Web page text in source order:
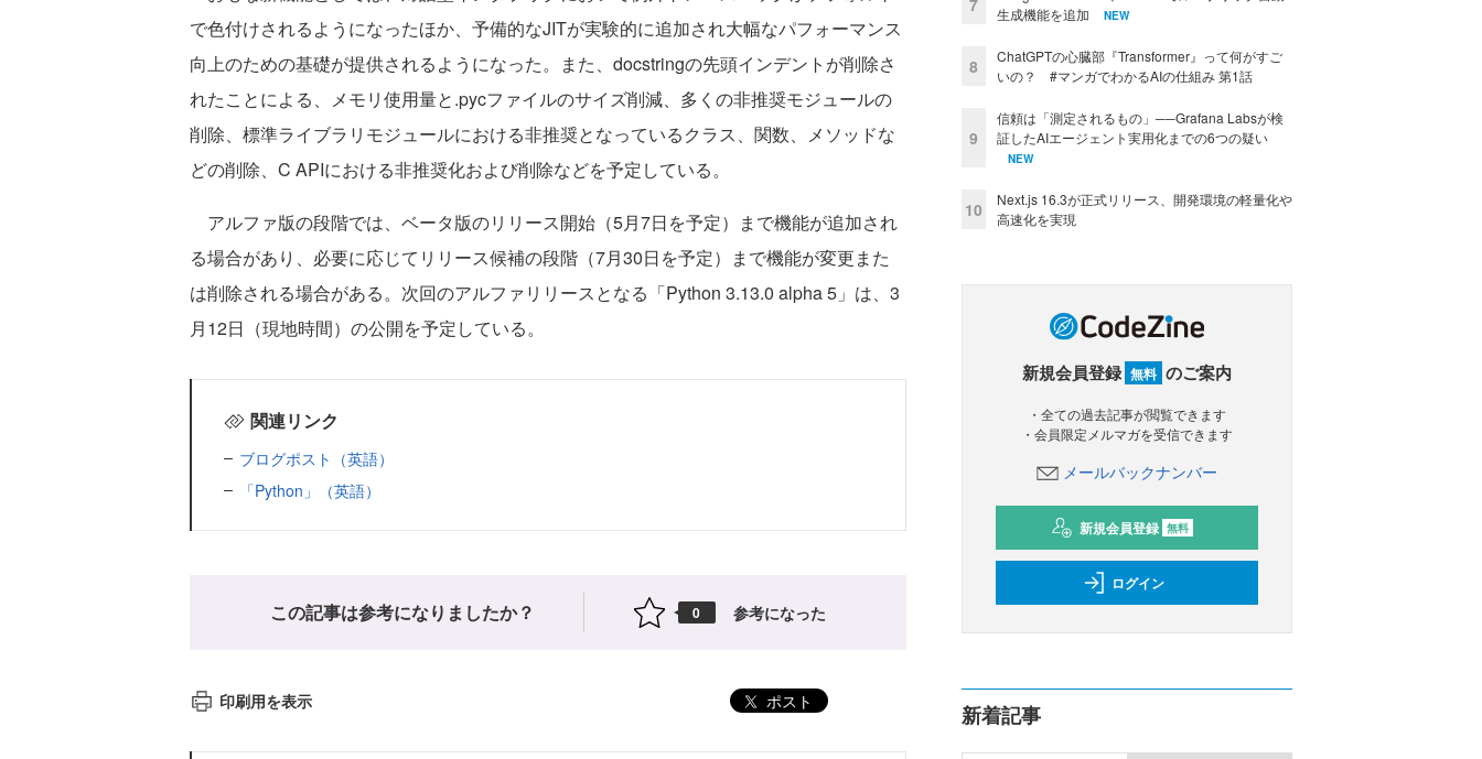
で色付けされるようになったほか、予備的なJITが実験的に追加され大幅なパフォーマンス
向上のための基礎が提供されるようになった。また、docstringの先頭インデントが削除さ
れたことによる、メモリ使用量と.pycファイルのサイズ削減、多くの非推奨モジュールの
削除、標準ライブラリモジュールにおける非推奨となっているクラス、関数、メソッドな
どの削除、C APIにおける非推奨化および削除などを予定している。
アルファ版の段階では、ベータ版のリリース開始（5月7日を予定）まで機能が追加され
る場合があり、必要に応じてリリース候補の段階（7月30日を予定）まで機能が変更また
は削除される場合がある。次回のアルファリリースとなる「Python 3.13.0 alpha 5」は、3
月12日（現地時間）の公開を予定している。
関連リンク
ブログポスト（英語）
「Python」（英語）
この記事は参考になりましたか？ 0 参考になった
印刷用を表示 ポスト
生成機能を追加
NEW
8
ChatGPTの心臓部『Transformer』って何がすご
いの？ #マンガでわかるAIの仕組み 第1話
9
信頼は「測定されるもの」──Grafana Labsが検
証したAIエージェント実用化までの6つの疑い
NEW
10
Next.js 16.3が正式リリース、開発環境の軽量化や
高速化を実現
新規会員登録 無料 のご案内
・全ての過去記事が閲覧できます
・会員限定メルマガを受信できます
メールバックナンバー
新規会員登録 無料
ログイン
新着記事